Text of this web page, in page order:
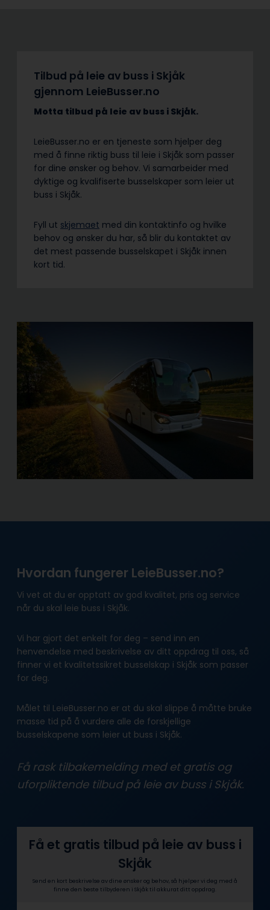
Tilbud på leie av buss i Skjåk
gjennom LeieBusser.no
Motta tilbud på leie av buss i Skjåk.
LeieBusser.no er en tjeneste som hjelper deg
med å finne riktig buss til leie i Skjåk som passer
for dine ønsker og behov. Vi samarbeider med
dyktige og kvalifiserte busselskaper som leier ut
buss i Skjåk.
Fyll ut skjemaet med din kontaktinfo og hvilke
behov og ønsker du har, så blir du kontaktet av
det mest passende busselskapet i Skjåk innen
kort tid.
Hvordan fungerer LeieBusser.no?
Vi vet at du er opptatt av god kvalitet, pris og service
når du skal leie buss i Skjåk.
Vi har gjort det enkelt for deg – send inn en
henvendelse med beskrivelse av ditt oppdrag til oss, så
finner vi et kvalitetssikret busselskap i Skjåk som passer
for deg.
Målet til LeieBusser.no er at du skal slippe å måtte bruke
masse tid på å vurdere alle de forskjellige
busselskapene som leier ut buss i Skjåk.
Få rask tilbakemelding med et gratis og
uforpliktende tilbud på leie av buss i Skjåk.
Få et gratis tilbud på leie av buss i
Skjåk
Send en kort beskrivelse av dine ønsker og behov, så hjelper vi deg med å
finne den beste tilbyderen i Skjåk til akkurat ditt oppdrag.